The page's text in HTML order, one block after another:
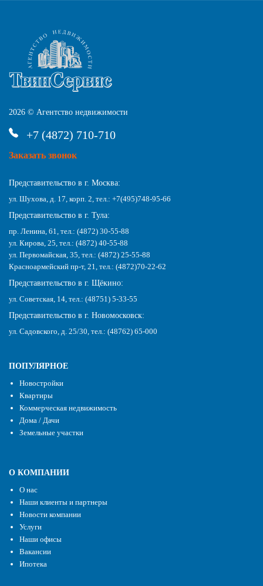
2026 © Агентство недвижимости
+7 (4872) 710-710
Заказать звонок
Представительство в г. Москва:
ул. Шухова, д. 17, корп. 2, тел.: +7(495)748-95-66
Представительство в г. Тула:
пр. Ленина, 61, тел.: (4872) 30-55-88
ул. Кирова, 25, тел.: (4872) 40-55-88
ул. Первомайская, 35, тел.: (4872) 25-55-88
Красноармейский пр-т, 21, тел.: (4872)70-22-62
Представительство в г. Щёкино:
ул. Советская, 14, тел.: (48751) 5-33-55
Представительство в г. Новомосковск:
ул. Садовского, д. 25/30, тел.: (48762) 65-000
ПОПУЛЯРНОЕ
Новостройки
Квартиры
Коммерческая недвижимость
Дома / Дачи
Земельные участки
О КОМПАНИИ
О нас
Наши клиенты и партнеры
Новости компании
Услуги
Наши офисы
Вакансии
Ипотека